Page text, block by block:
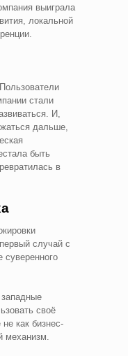
выиграла
локальной
стали
И,
дальше,
быть
в
случай с
суверенного
своё
как бизнес-
механизм.